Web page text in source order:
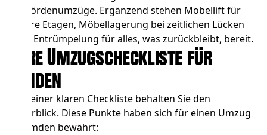
Behördenumzüge. Ergänzend stehen Möbelliftfür
obere Etagen, Möbellagerung bei zeitlichen Lücken
Entrümpelung für alles, was zurückbleibt, bereit.
Ihre Umzugscheckliste für
Emden
Mit einer klaren Checkliste behalten Sie den
Überblick. Diese Punkte haben sich für einen Umzug
in Emden bewährt: